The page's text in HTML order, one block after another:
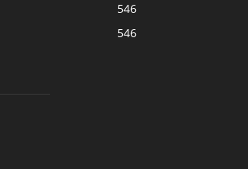
546
546